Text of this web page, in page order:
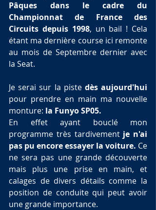
Pâques dans le cadre du
Championnat de France des
Circuits depuis 1998, un bail ! Cela
étant ma dernière course ici remonte
au mois de Septembre dernier avec
la Seat.
Je serai sur la piste
pour prendre en main ma nouvelle
monture: la Funyo SP05.
En effet ayant bouclé mon
programme très tardivement je n'ai
pas pu encore essayer la voiture. Ce
ne sera pas une grande découverte
mais plus une prise en main, et
calages de divers détails comme la
position de conduite qui peut avoir
une grande importance.